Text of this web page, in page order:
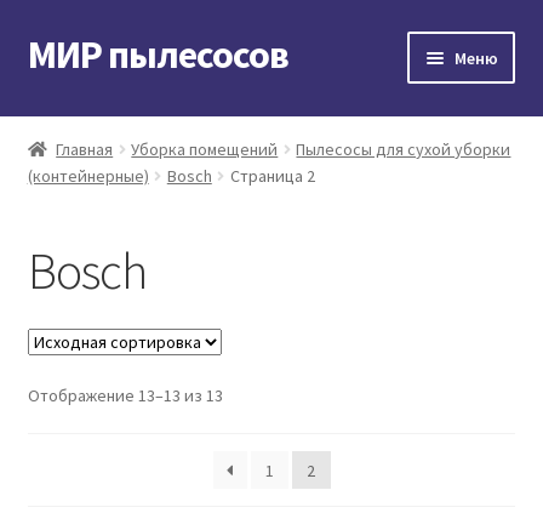
Перейти
к
Перейти
к
МИР пылесосов Меню
Главная
Мой аккаунт
Главная Уборка помещений
Пылесосы для сухой уборки
(контейнерные)
Bosch Страница 2
Bosch
Отображение 13–13 из 13
1 2